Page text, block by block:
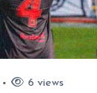
6 views